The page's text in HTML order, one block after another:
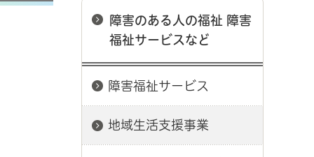
障害のある人の福祉 障害
福祉サービスなど
障害福祉サービス
地域生活支援事業